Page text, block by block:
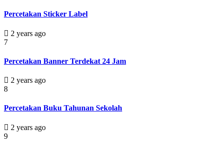
Percetakan Sticker Label
2 years ago
7
Percetakan Banner Terdekat 24 Jam
2 years ago
8
Percetakan Buku Tahunan Sekolah
2 years ago
9